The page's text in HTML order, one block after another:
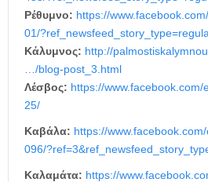
Ρέθυμνο: https://
01/
Κάλυμνος: http://
…/blog-post_3.html
Λέσβος: https://
25/
Καβάλα: https://
096/
Καλαμάτα: https://